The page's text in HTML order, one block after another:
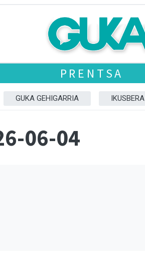
PRENTSA
GUKA GEHIGARRIA IKUSBERA
06-04